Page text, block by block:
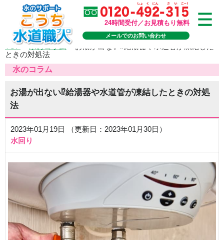
24時間受付／お見積もり無料
メールでのお問い合わせ
TOP>水のコラム >
ときの対処法
水のコラム
お湯が出ない⁉給湯器や水道管が凍結したときの対処
法
2023年01月19日 （更新日：2023年01月30日）
水回り